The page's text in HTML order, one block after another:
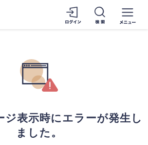
ジ表示時にエラーが発生し
ました。